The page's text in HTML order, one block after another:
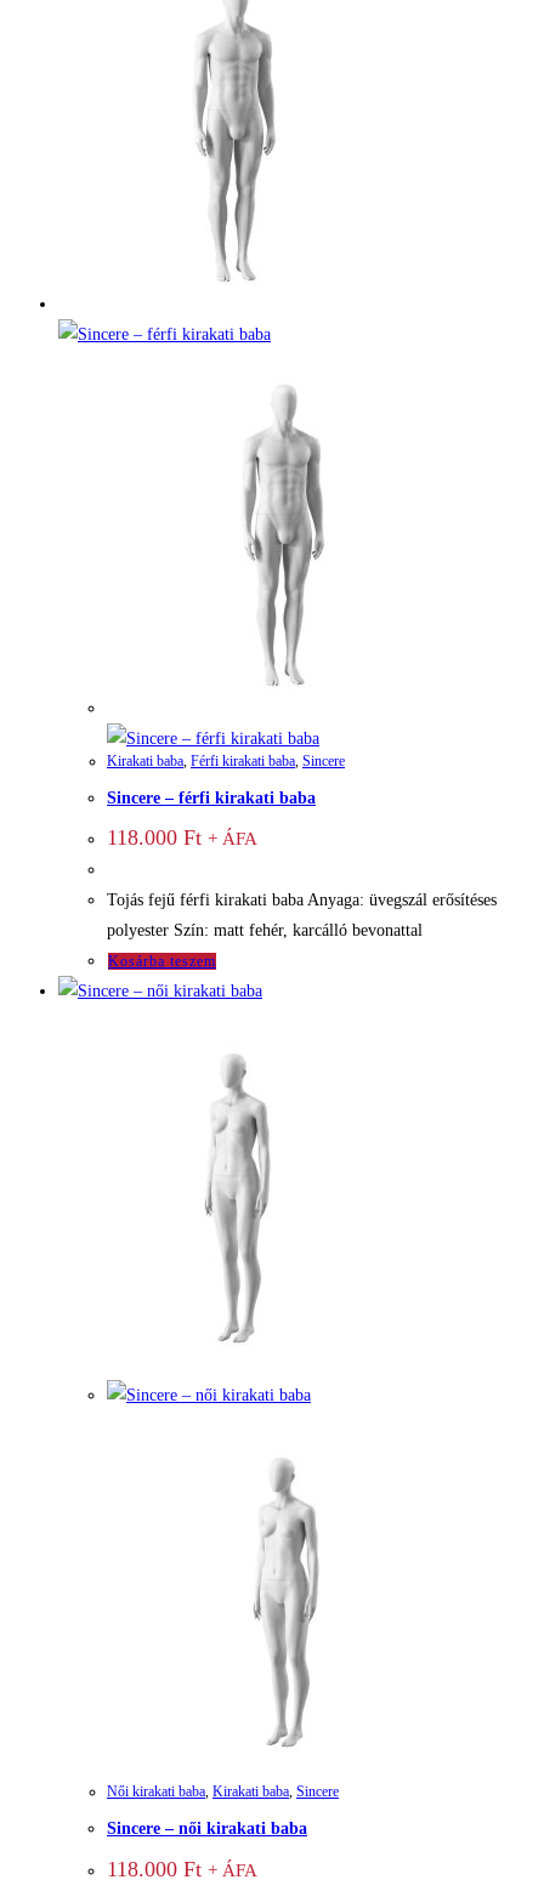
Kirakati baba, Férfi kirakati baba, Sincere
Sincere – férfi kirakati baba
118.000 Ft + ÁFA
Tojás fejű férfi kirakati baba Anyaga: üvegszál erősítéses
polyester Szín: matt fehér, karcálló bevonattal
Kosárba teszem
Női kirakati baba, Kirakati baba, Sincere
Sincere – női kirakati baba
118.000 Ft + ÁFA